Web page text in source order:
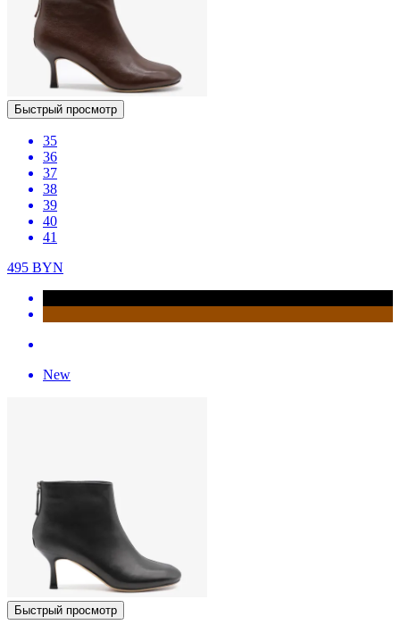
Быстрый просмотр
35
36
37
38
39
40
41
495 BYN
New
Быстрый просмотр